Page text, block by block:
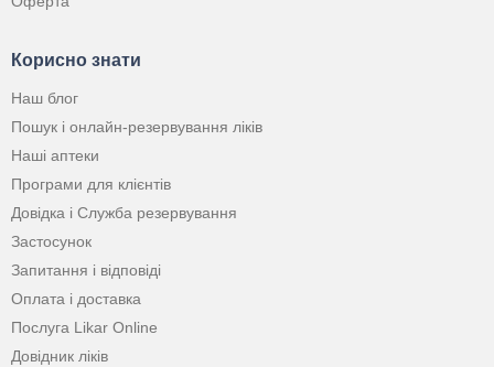
Корисно знати
Наш блог
Пошук і онлайн-резервування ліків
Наші аптеки
Програми для клієнтів
Довідка і Служба резервування
Застосунок
Запитання і відповіді
Оплата і доставка
Послуга Likar Online
Довідник ліків